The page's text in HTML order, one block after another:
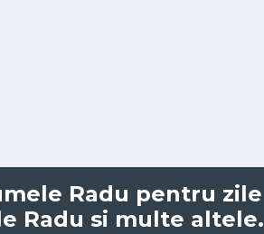
Radu pentru zile
Radu si multe altele.